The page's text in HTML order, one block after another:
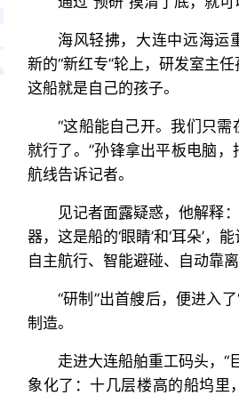
海风轻拂，大连中远海运
新的“新红专”轮上，研发室主
这船就是自己的孩子。
“这船能自己开。我们只
就行了。”孙锋拿出平板电脑
航线告诉记者。
见记者面露疑惑，他解释
器，这是船的‘眼睛’和‘耳朵’，
自主航行、智能避碰、自动靠
“研制”出首艘后，便进入
制造。
走进大连船舶重工码头，“
象化了：十几层楼高的船坞里